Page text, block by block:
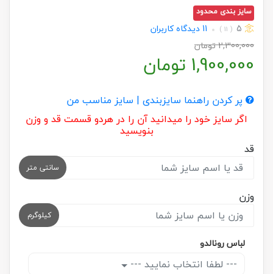
سایز بندی محدود
5
( 11 )
11 دیدگاه کاربران
2,300,000تومان
1,900,000 تومان
پر کردن راهنما سایزبندی | سایز مناسب من
اگر سایز خود را میدانید آن را در هردو قسمت قد و وزن
بنویسید
قد
سانتی متر
وزن
کیلوگرم
لباس رونالدو
--- لطفا انتخاب نمایید ---